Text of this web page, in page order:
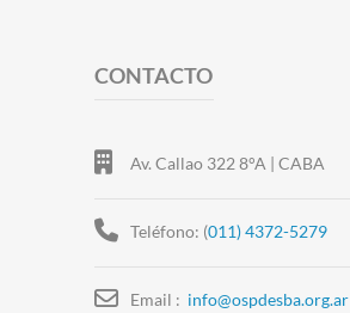
CONTACTO
Av. Callao 322 8°A | CABA
Teléfono: (011) 4372-5279
Email : info@ospdesba.org.ar